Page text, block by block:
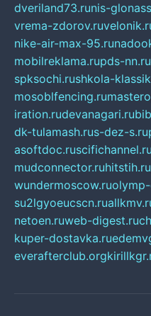
dveriland73.runis-
vrema-zdorov.ru
nike-air-max-95.ru
mobilreklama.rupds-nn.ru
spksochi.rushkola-
mosoblfencing.ru
iration.rudevanagari.ru
dk-tulamash.rus-dez-s.ru
asoftdoc.ruscifichannel.ru
mudconnector.ruhitstih.ru
wundermoscow.ru
su2lgyoeucscn.ru
netoen.ruweb-digest.ru
kuper-dostavka.ru
everafterclub.org